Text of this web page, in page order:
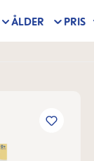
ÅLDER PRIS